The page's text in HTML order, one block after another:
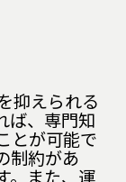
抑えられる
ば、専門知
とが可能で
制約があ
。また、運